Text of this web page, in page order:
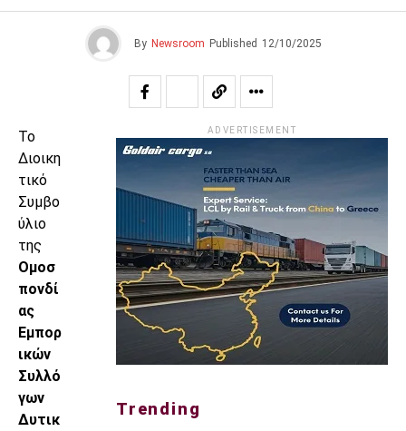
By Newsroom Published 12/10/2025
Το
Διοικη
τικό
Συμβο
ύλιο
της
Ομοσ
πονδί
ας
Εμπορ
ικών
Συλλό
γων
Δυτικ
ADVERTISEMENT
Trending